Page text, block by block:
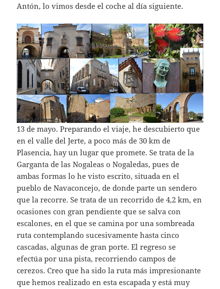
Antón, lo vimos desde el coche al día siguiente.
13 de mayo. Preparando el viaje, he descubierto que
en el valle del Jerte, a poco más de 30 km de
Plasencia, hay un lugar que promete. Se trata de la
Garganta de las Nogaleas o Nogaledas, pues de
ambas formas lo he visto escrito, situada en el
pueblo de Navaconcejo, de donde parte un sendero
que la recorre. Se trata de un recorrido de 4,2 km, en
ocasiones con gran pendiente que se salva con
escalones, en el que se camina por una sombreada
ruta contemplando sucesivamente hasta cinco
cascadas, algunas de gran porte. El regreso se
efectúa por una pista, recorriendo campos de
cerezos. Creo que ha sido la ruta más impresionante
que hemos realizado en esta escapada y está muy